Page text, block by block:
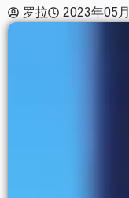
罗拉 2023年05